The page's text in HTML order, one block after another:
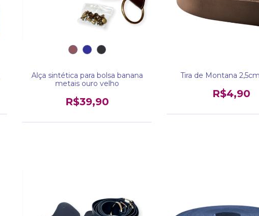
Alça sintética para bolsa banana
metais ouro velho
R$39,90
Tira de Montana
R$4,90